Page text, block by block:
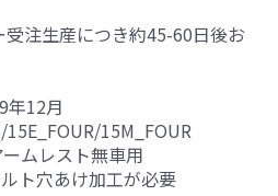
注生産につき約45-60日後お
年12月
15M_FOUR
ムレスト無車用
ト穴あけ加工が必要